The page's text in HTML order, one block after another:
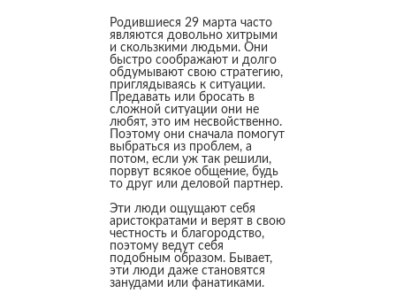
Родившиеся 29 марта часто
являются довольно хитрыми
и скользкими людьми. Они
быстро соображают и долго
обдумывают свою стратегию,
приглядываясь к ситуации.
Предавать или бросать в
сложной ситуации они не
любят, это им несвойственно.
Поэтому они сначала помогут
выбраться из проблем, а
потом, если уж так решили,
порвут всякое общение, будь
то друг или деловой партнер.
Эти люди ощущают себя
аристократами и верят в свою
честность и благородство,
поэтому ведут себя
подобным образом. Бывает,
эти люди даже становятся
занудами или фанатиками.